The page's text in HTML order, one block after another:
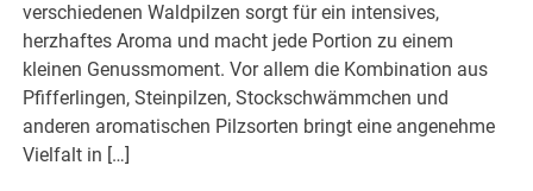
verschiedenen Waldpilzen sorgt für ein intensives,
herzhaftes Aroma und macht jede Portion zu einem
kleinen Genussmoment. Vor allem die Kombination aus
Pfifferlingen, Steinpilzen, Stockschwämmchen und
anderen aromatischen Pilzsorten bringt eine angenehme
Vielfalt in […]